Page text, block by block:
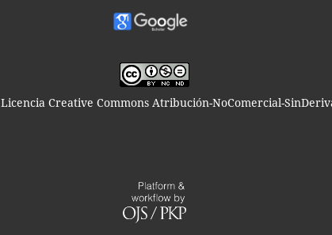
Licencia Creative Commons Atribución-NoComercial-